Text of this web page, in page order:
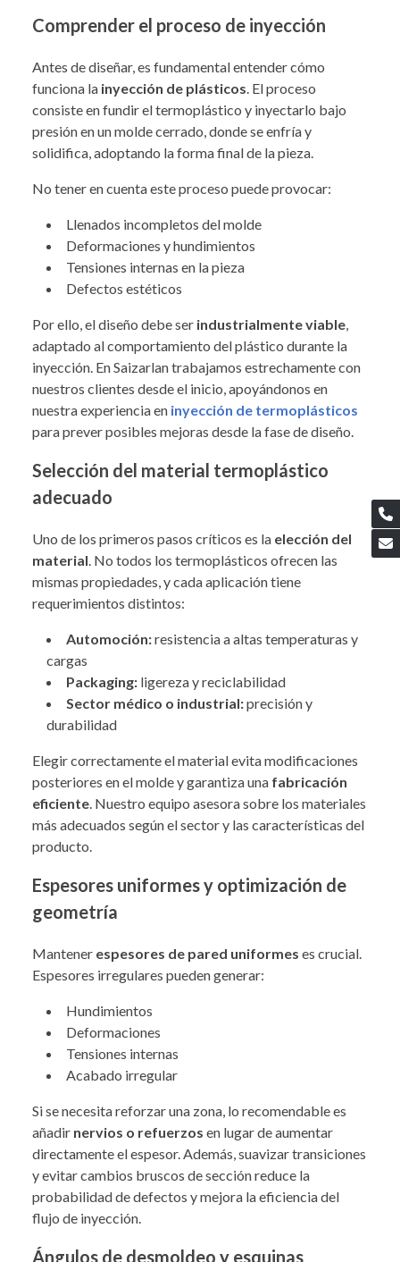
Comprender el proceso de inyección
Antes de diseñar, es fundamental entender cómo
funciona la inyección de plásticos . El proceso
consiste en fundir el termoplástico y inyectarlo bajo
presión en un molde cerrado, donde se enfría y
solidifica, adoptando la forma final de la pieza.
No tener en cuenta este proceso puede provocar:
Llenados incompletos del molde
Deformaciones y hundimientos
Tensiones internas en la pieza
Defectos estéticos
Por ello, el diseño debe ser industrialmente viable
adaptado al comportamiento del plástico durante la
inyección. En Saizarlan trabajamos estrechamente con
nuestros clientes desde el inicio, apoyándonos en
nuestra experiencia en inyección de termoplásticos
para prever posibles mejoras desde la fase de diseño.
Selección del material termoplástico
adecuado
Uno de los primeros pasos críticos es la elección del
material . No todos los termoplásticos ofrecen las
mismas propiedades, y cada aplicación tiene
requerimientos distintos:
Automoción:resistencia a altas temperaturas y
cargas
Packaging: ligereza y reciclabilidad
Sector médico o industrial:precisión y
durabilidad
Elegir correctamente el material evita modificaciones
posteriores en el molde y garantiza una fabricación
eficiente . Nuestro equipo asesora sobre los materiales
más adecuados según el sector y las características del
producto.
Espesores uniformes y optimización de
geometría
Mantener espesores de pared uniformes es crucial.
Espesores irregulares pueden generar:
Hundimientos
Deformaciones
Tensiones internas
Acabado irregular
Si se necesita reforzar una zona, lo recomendable es
añadir nervios o refuerzos en lugar de aumentar
directamente el espesor. Además, suavizar transiciones
y evitar cambios bruscos de sección reduce la
probabilidad de defectos y mejora la eficiencia del
flujo de inyección.
Ángulos de desmoldeo y esquinas